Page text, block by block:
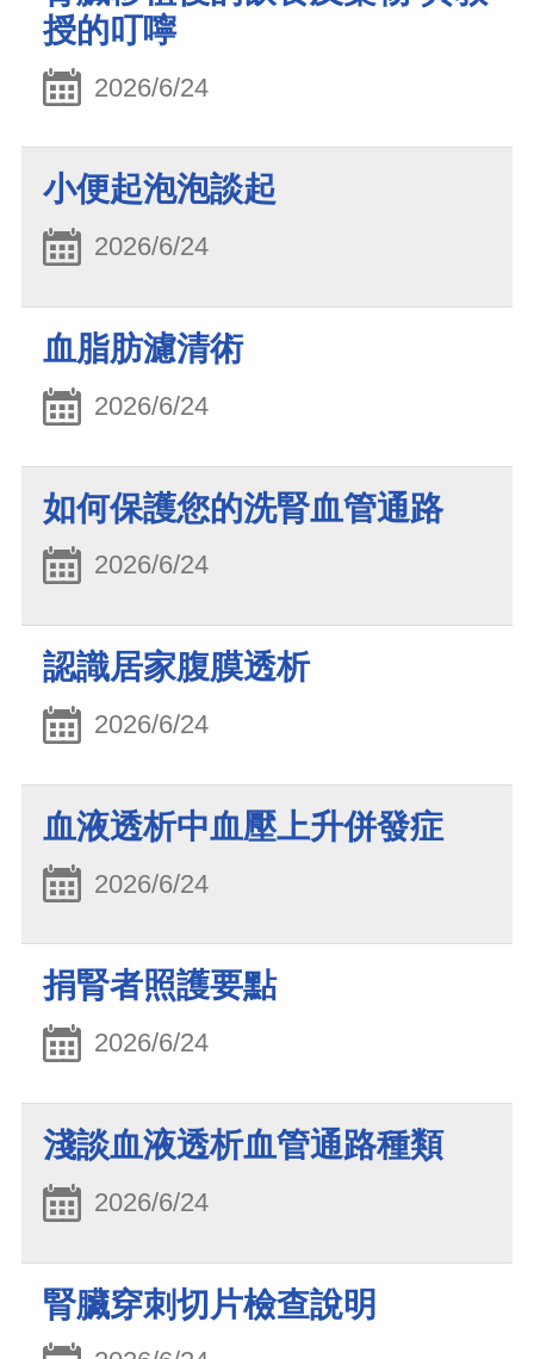
授的叮嚀
2026/6/24
小便起泡泡談起
2026/6/24
血脂肪濾清術
2026/6/24
如何保護您的洗腎血管通路
2026/6/24
認識居家腹膜透析
2026/6/24
血液透析中血壓上升併發症
2026/6/24
捐腎者照護要點
2026/6/24
淺談血液透析血管通路種類
2026/6/24
腎臟穿刺切片檢查說明